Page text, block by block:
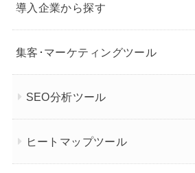
導入企業から探す
集客･マーケティングツール
SEO分析ツール
ヒートマップツール